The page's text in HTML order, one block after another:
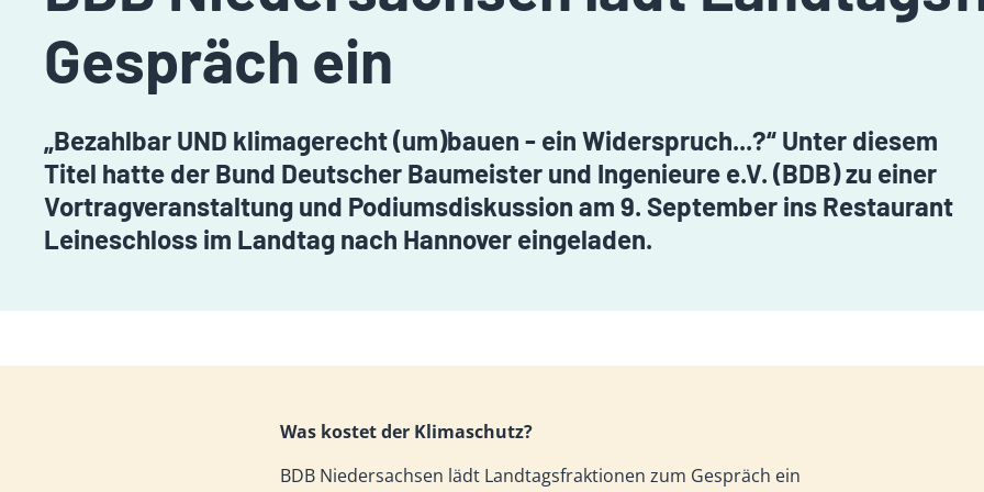
Gespräch ein
„Bezahlbar UND klimagerecht (um)bauen - ein Widerspruch...?“ Unter diesem
Titel hatte der Bund Deutscher Baumeister und Ingenieure e.V. (BDB) zu einer
Vortragveranstaltung und Podiumsdiskussion am 9. September ins Restaurant
Leineschloss im Landtag nach Hannover eingeladen.
Was kostet der Klimaschutz?
BDB Niedersachsen lädt Landtagsfraktionen zum Gespräch ein